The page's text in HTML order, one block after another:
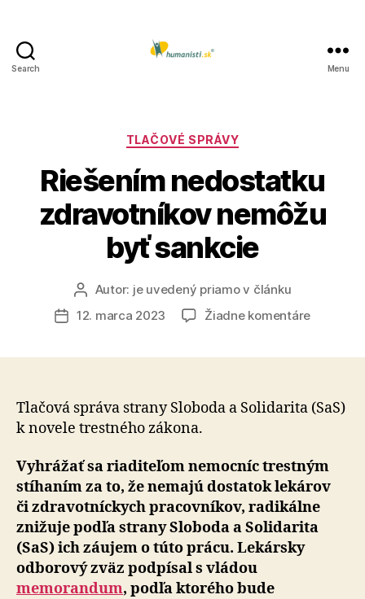
Search Menu
Kategórie
TLAČOVÉ SPRÁVY
Riešením nedostatku
zdravotníkov nemôžu
byť sankcie
Autor
článku
Autor: je uvedený priamo v článku
Dátum
12. marca 2023 Žiadne komentárena
byť
Tlačová správa strany Sloboda a Solidarita (SaS)
k novele trestného zákona.
Vyhrážať sa riaditeľom nemocníc trestným
stíhaním za to, že nemajú dostatok lekárov
či zdravotníckych pracovníkov, radikálne
znižuje podľa strany Sloboda a Solidarita
(SaS) ich záujem o túto prácu. Lekársky
odborový zväz podpísal s vládou
memorandum, podľa ktorého bude